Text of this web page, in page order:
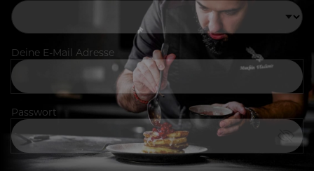
Deine E-Mail Adresse
Passwort